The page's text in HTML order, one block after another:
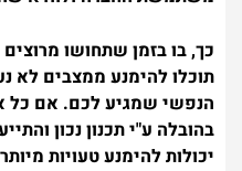
כך, בו בזמן שתחושו
תוכלו להימנע ממצבים לא
הנפשי שמגיע לכם. אם כל
בהובלה ע"י תכנון נכון
יכולות להימנע טעויות